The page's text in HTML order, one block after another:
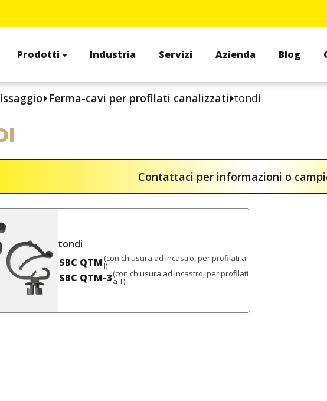
Prodotti Industria Servizi Azienda Blog
Ferma-cavi per profilati canalizzati tondi
Contattaci per informazioni o
tondi
SBC QTM(con chiusura ad incastro, per profilati a
I)
SBC QTM-3(con chiusura ad incastro, per profilati
a T)